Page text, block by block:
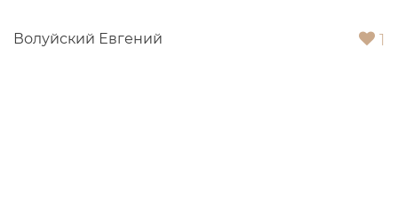
Волуйский Евгений 1